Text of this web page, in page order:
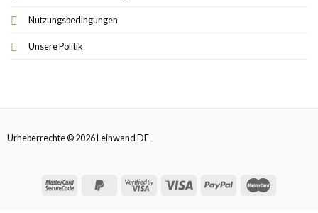
Nutzungsbedingungen
Unsere Politik
Urheberrechte © 2026 Leinwand DE